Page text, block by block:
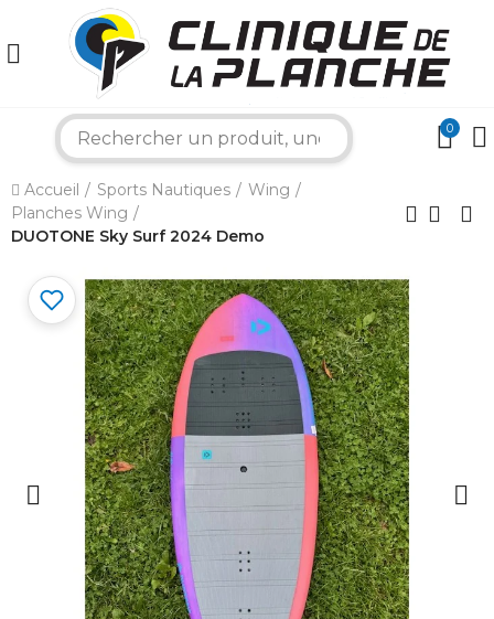
0
Accueil Sports Nautiques
Wing
Planches Wing
DUOTONE Sky Surf 2024 Demo
Bonjour ! Je suis votre expert nautique.
Comment puis-je vous aider aujourd'hui ?